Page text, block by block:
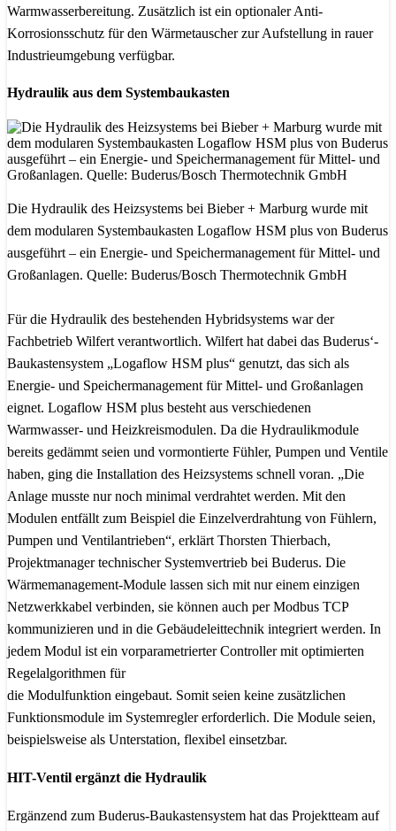
Warmwasserbereitung. Zusätzlich ist ein optionaler Anti-
Korrosionsschutz für den Wärmetauscher zur Aufstellung in rauer
Industrieumgebung verfügbar.
Hydraulik aus dem Systembaukasten
Die Hydraulik des Heizsystems bei Bieber + Marburg wurde mit
dem modularen Systembaukasten Logaflow HSM plus von Buderus
ausgeführt – ein Energie- und Speichermanagement für Mittel- und
Großanlagen. Quelle: Buderus/Bosch Thermotechnik GmbH
Für die Hydraulik des bestehenden Hybridsystems war der
Fachbetrieb Wilfert verantwortlich. Wilfert hat dabei das Buderus‘-
Baukastensystem „Logaflow HSM plus“ genutzt, das sich als
Energie- und Speichermanagement für Mittel- und Großanlagen
eignet. Logaflow HSM plus besteht aus verschiedenen
Warmwasser- und Heizkreismodulen. Da die Hydraulikmodule
bereits gedämmt seien und vormontierte Fühler, Pumpen und Ventile
haben, ging die Installation des Heizsystems schnell voran. „Die
Anlage musste nur noch minimal verdrahtet werden. Mit den
Modulen entfällt zum Beispiel die Einzelverdrahtung von Fühlern,
Pumpen und Ventilantrieben“, erklärt Thorsten Thierbach,
Projektmanager technischer Systemvertrieb bei Buderus. Die
Wärmemanagement-Module lassen sich mit nur einem einzigen
Netzwerkkabel verbinden, sie können auch per Modbus TCP
kommunizieren und in die Gebäudeleittechnik integriert werden. In
jedem Modul ist ein vorparametrierter Controller mit optimierten
Regelalgorithmen für
die Modulfunktion eingebaut. Somit seien keine zusätzlichen
Funktionsmodule im Systemregler erforderlich. Die Module seien,
beispielsweise als Unterstation, flexibel einsetzbar.
HIT-Ventil ergänzt die Hydraulik
Ergänzend zum Buderus-Baukastensystem hat das Projektteam auf